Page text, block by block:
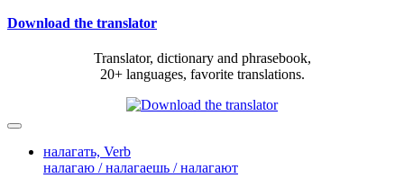
Download the translator
Translator, dictionary and phrasebook,
20+ languages, favorite translations.
налагать, Verb
налагаю / налагаешь / налагают